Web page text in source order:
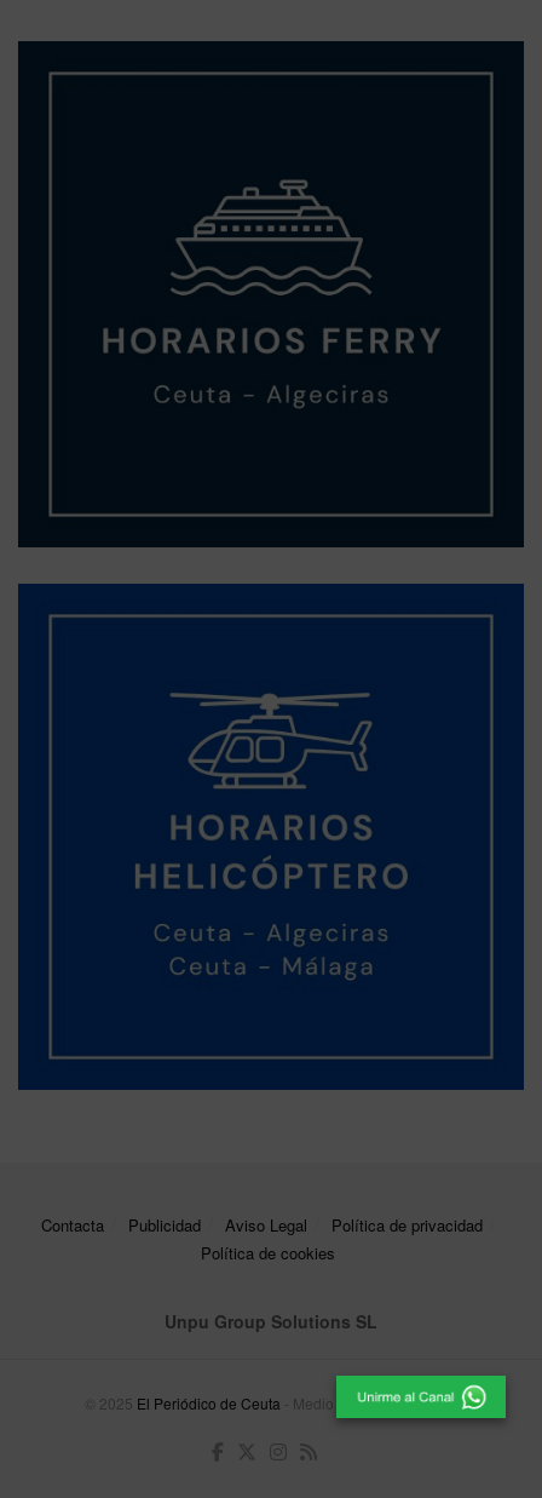
Contacta Publicidad Aviso Legal
Política de privacidad
Política de cookies
Unpu Group Solutions SL
© 2025 El Periódico de Ceuta - Medio de Comunicación